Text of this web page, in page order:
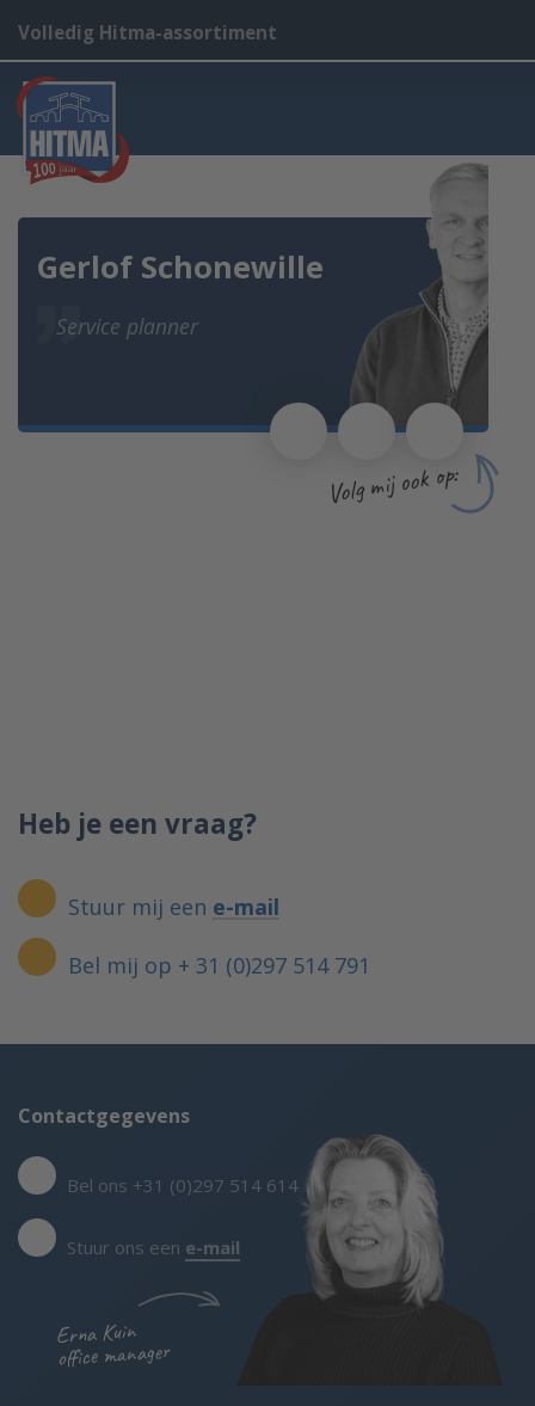
Volledig Hitma-assortiment
Gerlof Schonewille
Service planner
Volg mij ook op:
Heb je een vraag?
Stuur mij een e-mail
Bel mij op + 31 (0)297 514 791
Erna Kuin
office manager
Contactgegevens
Bel ons +31 (0)297 514 614
Stuur ons een e-mail